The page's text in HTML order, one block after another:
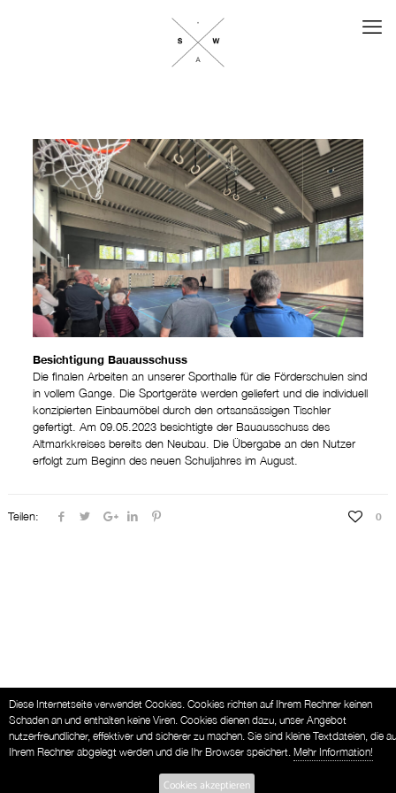
Besichtigung Bauausschuss
Die finalen Arbeiten an unserer Sporthalle für die Förderschulen sind
in vollem Gange. Die Sportgeräte werden geliefert und die individuell
konzipierten Einbaumöbel durch den ortsansässigen Tischler
gefertigt. Am 09.05.2023 besichtigte der Bauausschuss des
Altmarkkreises bereits den Neubau. Die Übergabe an den Nutzer
erfolgt zum Beginn des neuen Schuljahres im August.
Teilen: 0
Diese Internetseite verwendet Cookies. Cookies richten auf Ihrem Rechner keinen
Schaden an und enthalten keine Viren. Cookies dienen dazu, unser Angebot
nutzerfreundlicher, effektiver und sicherer zu machen. Sie sind kleine Textdateien, die
Ihrem Rechner abgelegt werden und die Ihr Browser speichert. Mehr Information!
Cookies akzeptieren